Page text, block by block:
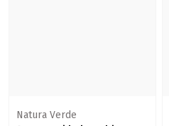
Natura Verde